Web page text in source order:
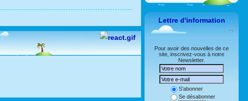
Lettre d'information
Pour avoir des nouvelles de ce
site, inscrivez-vous à notre
Newsletter.
S'abonner
Se désabonner